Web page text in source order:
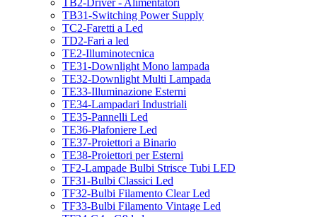
TB2-Driver - Alimentatori
TB31-Switching Power Supply
TC2-Faretti a Led
TD2-Fari a led
TE2-Illuminotecnica
TE31-Downlight Mono lampada
TE32-Downlight Multi Lampada
TE33-Illuminazione Esterni
TE34-Lampadari Industriali
TE35-Pannelli Led
TE36-Plafoniere Led
TE37-Proiettori a Binario
TE38-Proiettori per Esterni
TF2-Lampade Bulbi Strisce Tubi LED
TF31-Bulbi Classici Led
TF32-Bulbi Filamento Clear Led
TF33-Bulbi Filamento Vintage Led